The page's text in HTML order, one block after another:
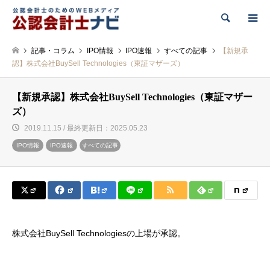
検索
記事・コラム IPO情報 IPO速報 すべての記事
【新規承
認】株式会社BuySell Technologies（東証マザーズ）
【新規承認】株式会社BuySell Technologies（東証マザー
ズ）
2019.11.15 / 最終更新日：2025.05.23
IPO情報 IPO速報 すべての記事
株式会社BuySell Technologiesの上場が承認。